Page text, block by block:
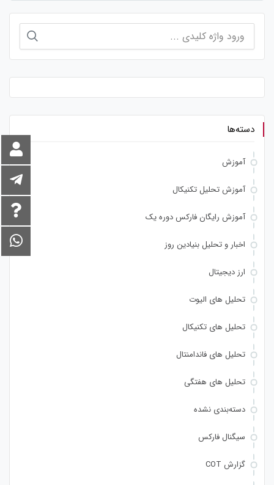
جستجو
برای:
دسته‌ها
آموزش
آموزش تحلیل تکنیکال
آموزش رایگان فارکس دوره یک
اخبار و تحلیل بنیادین روز
ارز دیجیتال
تحلیل های الیوت
تحلیل های تکنیکال
تحلیل های فاندامنتال
تحلیل های هفتگی
دسته‌بندی نشده
سیگنال فارکس
گزارش COT